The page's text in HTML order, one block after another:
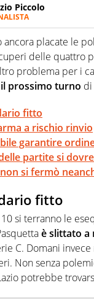
Piccolo
sua carriera ha
e testate.
di calcio
ancora placate le
delle quattro
problema per i
prossimo turno
fitto
a rischio rinvio
garantire
partite si
si fermò
fitto
10 si terranno le
è slittato a
C. Domani
Non senza
potrebbe